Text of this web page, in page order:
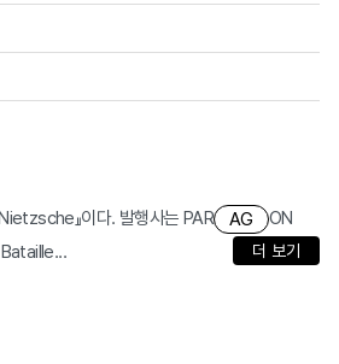
』이다. 발행사는 PAR AG
ON
더 보기